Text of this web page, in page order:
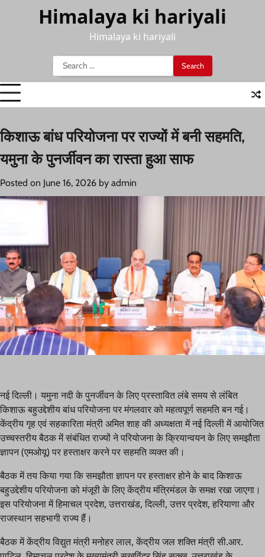
Himalaya ki hariyali
Himalaya ki hariyali
Search
for:
किशाऊ बांध परियोजना पर राज्यों में बनी सहमति,
यमुना के पुनर्जीवन का रास्ता हुआ साफ
Posted on June 16, 2026 by admin
नई दिल्ली। यमुना नदी के पुनर्जीवन के लिए प्रस्तावित लंबे समय से लंबित
किशाऊ बहुउद्देशीय बांध परियोजना पर मंगलवार को महत्वपूर्ण सहमति बन गई।
केंद्रीय गृह एवं सहकारिता मंत्री अमित शाह की अध्यक्षता में नई दिल्ली में आयोजित
उच्चस्तरीय बैठक में संबंधित राज्यों ने परियोजना के क्रियान्वयन के लिए समझौता
ज्ञापन (एमओयू) पर हस्ताक्षर करने पर सहमति व्यक्त की।
बैठक में तय किया गया कि समझौता ज्ञापन पर हस्ताक्षर होने के बाद किशाऊ
बहुउद्देशीय परियोजना को मंजूरी के लिए केंद्रीय मंत्रिमंडल के समक्ष रखा जाएगा।
इस परियोजना में हिमाचल प्रदेश, उत्तराखंड, दिल्ली, उत्तर प्रदेश, हरियाणा और
राजस्थान सहभागी राज्य हैं।
बैठक में केंद्रीय विद्युत मंत्री मनोहर लाल, केंद्रीय जल शक्ति मंत्री सी.आर.